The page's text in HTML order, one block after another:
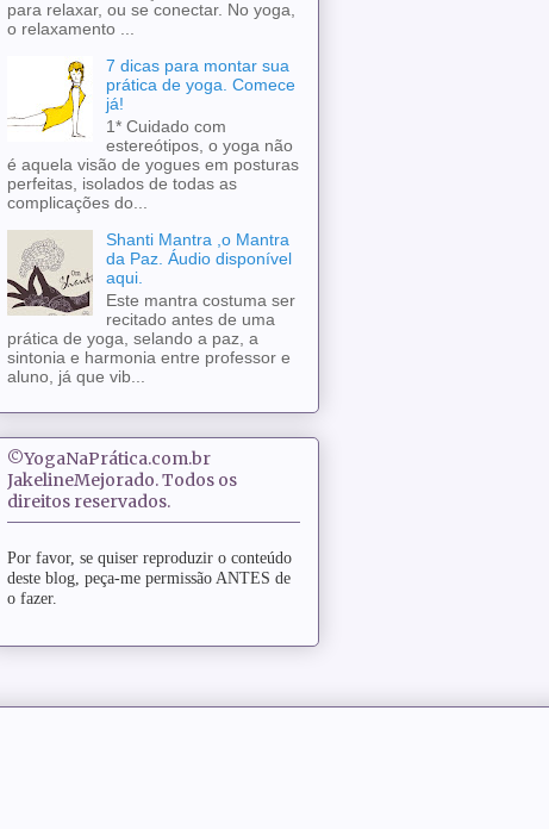
para relaxar, ou se conectar. No yoga,
o relaxamento ...
7 dicas para montar sua
prática de yoga. Comece
já!
1* Cuidado com
estereótipos, o yoga não
é aquela visão de yogues em posturas
perfeitas, isolados de todas as
complicações do...
Shanti Mantra ,o Mantra
da Paz. Áudio disponível
aqui.
Este mantra costuma ser
recitado antes de uma
prática de yoga, selando a paz, a
sintonia e harmonia entre professor e
aluno, já que vib...
©YogaNaPrática.com.br
JakelineMejorado. Todos os
direitos reservados.
Por favor, se quiser reproduzir o conteúdo
deste blog, peça-me permissão ANTES de
o fazer.